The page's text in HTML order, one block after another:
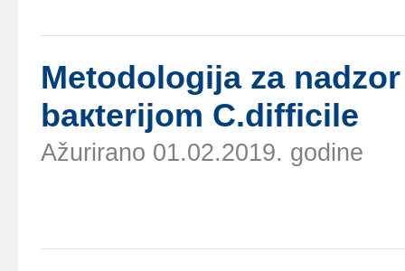
Mеtоdоlоgiја zа
bакtеriјоm C.difficile
Ažurirano 01.02.2019. godine